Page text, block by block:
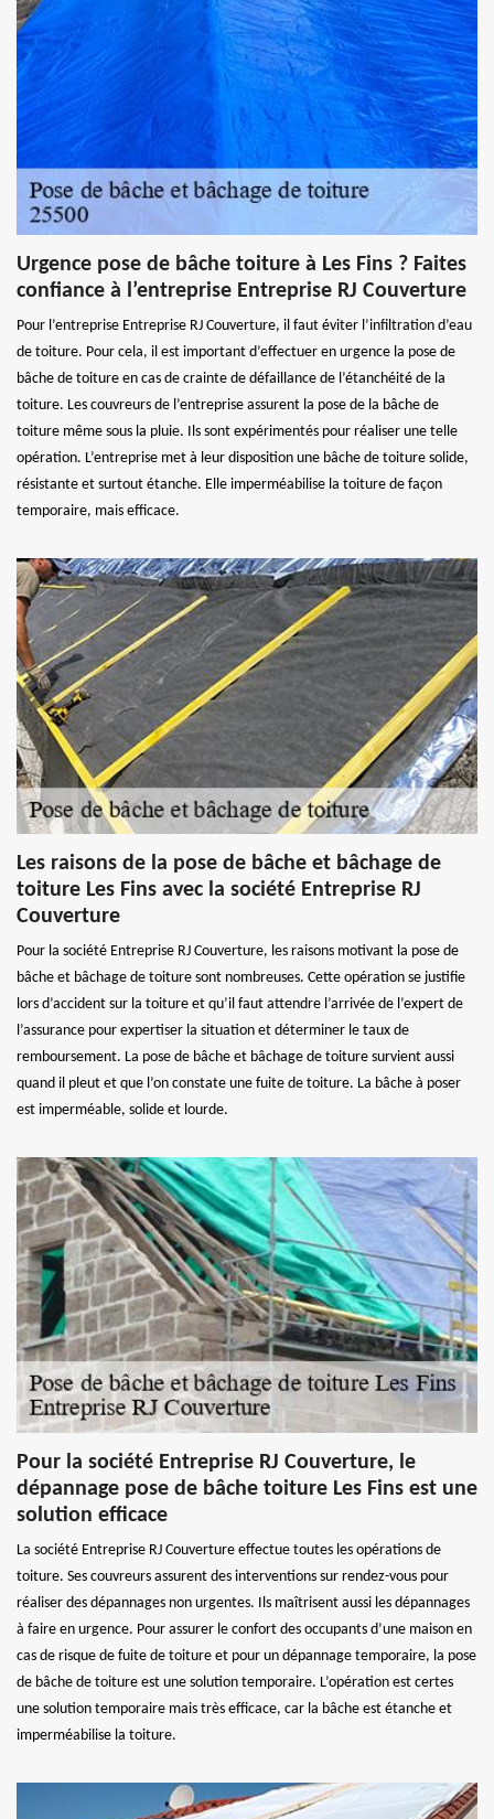
Urgence pose de bâche toiture à Les Fins ? Faites
confiance à l’entreprise Entreprise RJ Couverture
Pour l’entreprise Entreprise RJ Couverture, il faut éviter l’infiltration d’eau
de toiture. Pour cela, il est important d’effectuer en urgence la pose de
bâche de toiture en cas de crainte de défaillance de l’étanchéité de la
toiture. Les couvreurs de l’entreprise assurent la pose de la bâche de
toiture même sous la pluie. Ils sont expérimentés pour réaliser une telle
opération. L’entreprise met à leur disposition une bâche de toiture solide,
résistante et surtout étanche. Elle imperméabilise la toiture de façon
temporaire, mais efficace.
Les raisons de la pose de bâche et bâchage de
toiture Les Fins avec la société Entreprise RJ
Couverture
Pour la société Entreprise RJ Couverture, les raisons motivant la pose de
bâche et bâchage de toiture sont nombreuses. Cette opération se justifie
lors d’accident sur la toiture et qu’il faut attendre l’arrivée de l’expert de
l’assurance pour expertiser la situation et déterminer le taux de
remboursement. La pose de bâche et bâchage de toiture survient aussi
quand il pleut et que l’on constate une fuite de toiture. La bâche à poser
est imperméable, solide et lourde.
Pour la société Entreprise RJ Couverture, le
dépannage pose de bâche toiture Les Fins est une
solution efficace
La société Entreprise RJ Couverture effectue toutes les opérations de
toiture. Ses couvreurs assurent des interventions sur rendez-vous pour
réaliser des dépannages non urgentes. Ils maîtrisent aussi les dépannages
à faire en urgence. Pour assurer le confort des occupants d’une maison en
cas de risque de fuite de toiture et pour un dépannage temporaire, la pose
de bâche de toiture est une solution temporaire. L’opération est certes
une solution temporaire mais très efficace, car la bâche est étanche et
imperméabilise la toiture.